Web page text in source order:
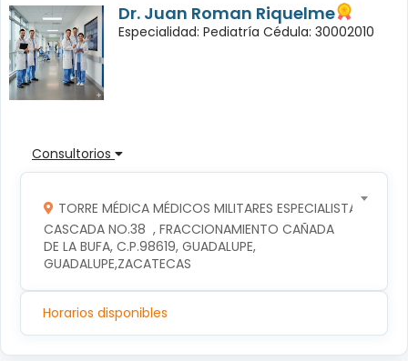
Dr. Juan Roman Riquelme
Especialidad: Pediatría Cédula: 30002010
Consultorios
TORRE MÉDICA MÉDICOS MILITARES ESPECIALISTAS
CASCADA NO.38  , FRACCIONAMIENTO CAÑADA
DE LA BUFA, C.P.98619, GUADALUPE,
GUADALUPE,ZACATECAS
Horarios disponibles